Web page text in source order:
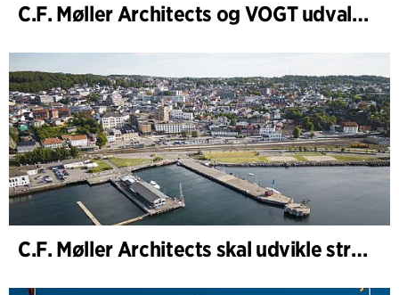
C.F. Møller Architects og VOGT udvalgt til at forme fremtidens Hamburg-Altona
C.F. Møller Architects skal udvikle strategien for ”Knutepunkt Larvik og indre havn”